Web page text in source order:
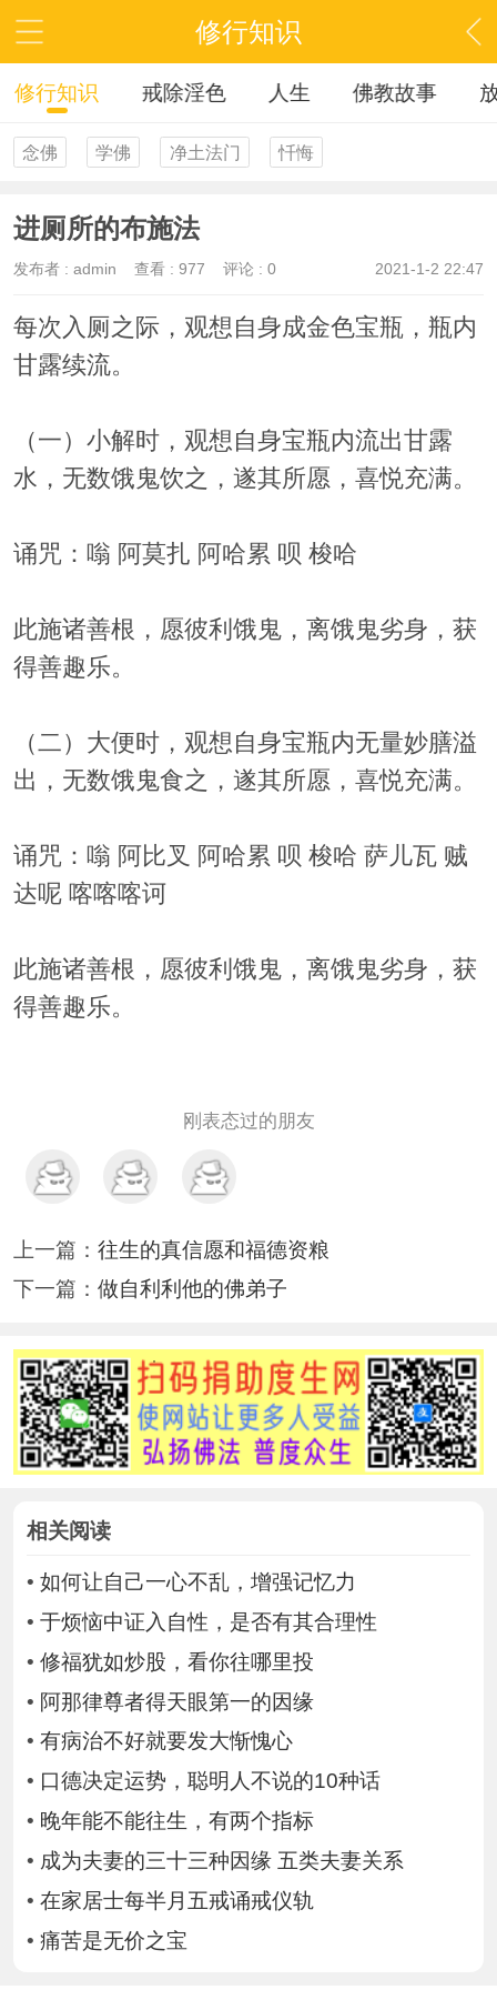
修行知识
修行知识 戒除淫色 人生 佛教故事
念佛 学佛 净土法门 忏悔
进厕所的布施法
2021-1-2 22:47
发布者 : admin 查看 : 977 评论 : 0
每次入厕之际，观想自身成金色宝瓶，瓶内
甘露续流。
（一）小解时，观想自身宝瓶内流出甘露
水，无数饿鬼饮之，遂其所愿，喜悦充满。
诵咒：嗡 阿莫扎 阿哈累 呗 梭哈
此施诸善根，愿彼利饿鬼，离饿鬼劣身，获
得善趣乐。
（二）大便时，观想自身宝瓶内无量妙膳溢
出，无数饿鬼食之，遂其所愿，喜悦充满。
诵咒：嗡 阿比叉 阿哈累 呗 梭哈 萨儿瓦 贼
达呢 喀喀喀诃
此施诸善根，愿彼利饿鬼，离饿鬼劣身，获
得善趣乐。
刚表态过的朋友
上一篇： 往生的真信愿和福德资粮
下一篇： 做自利利他的佛弟子
相关阅读
• 如何让自己一心不乱，增强记忆力
• 于烦恼中证入自性，是否有其合理性
• 修福犹如炒股，看你往哪里投
• 阿那律尊者得天眼第一的因缘
• 有病治不好就要发大惭愧心
• 口德决定运势，聪明人不说的10种话
• 晚年能不能往生，有两个指标
• 成为夫妻的三十三种因缘 五类夫妻关系
• 在家居士每半月五戒诵戒仪轨
• 痛苦是无价之宝